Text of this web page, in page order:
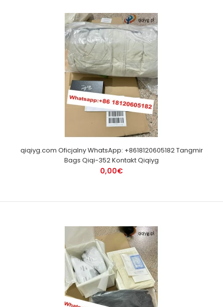
qiqiyg.com Oficjalny WhatsApp: +8618120605182 Tangmir
Bags Qiqi-352 Kontakt Qiqiyg
0,00€